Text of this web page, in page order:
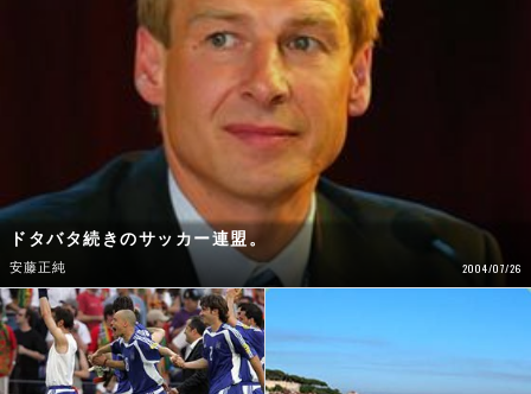
ドタバタ続きのサッカー連盟。
安藤正純 2004/07/26